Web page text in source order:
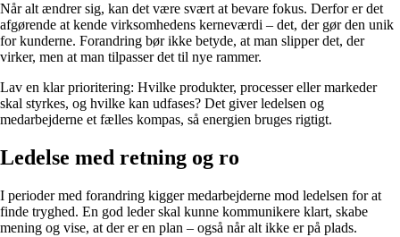
Når alt ændrer sig, kan det være svært at bevare fokus. Derfor er det
afgørende at kende virksomhedens kerneværdi – det, der gør den unik
for kunderne. Forandring bør ikke betyde, at man slipper det, der
virker, men at man tilpasser det til nye rammer.
Lav en klar prioritering: Hvilke produkter, processer eller markeder
skal styrkes, og hvilke kan udfases? Det giver ledelsen og
medarbejderne et fælles kompas, så energien bruges rigtigt.
Ledelse med retning og ro
I perioder med forandring kigger medarbejderne mod ledelsen for at
finde tryghed. En god leder skal kunne kommunikere klart, skabe
mening og vise, at der er en plan – også når alt ikke er på plads.